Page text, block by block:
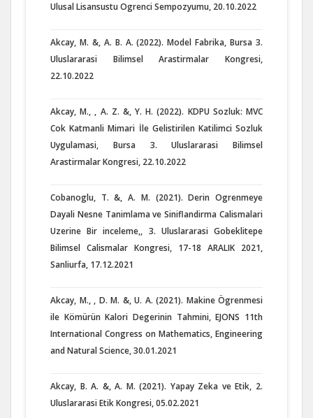
Ulusal Lisansustu Ogrenci Sempozyumu, 20.10.2022
Akcay, M. &, A. B. A. (2022). Model Fabrika, Bursa 3.
Uluslararasi Bilimsel Arastirmalar Kongresi,
22.10.2022
Akcay, M., , A. Z. &, Y. H. (2022). KDPU Sozluk: MVC
Cok Katmanli Mimari İle Gelistirilen Katilimci Sozluk
Uygulamasi, Bursa 3. Uluslararasi Bilimsel
Arastirmalar Kongresi, 22.10.2022
Cobanoglu, T. &, A. M. (2021). Derin Ogrenmeye
Dayali Nesne Tanimlama ve Siniflandirma Calismalari
Uzerine Bir inceleme,, 3. Uluslararasi Gobeklitepe
Bilimsel Calismalar Kongresi, 17-18 ARALIK 2021,
Sanliurfa, 17.12.2021
Akcay, M., , D. M. &, U. A. (2021). Makine Ögrenmesi
ile Kömürün Kalori Degerinin Tahmini, EJONS 11th
International Congress on Mathematics, Engineering
and Natural Science, 30.01.2021
Akcay, B. A. &, A. M. (2021). Yapay Zeka ve Etik, 2.
Uluslararasi Etik Kongresi, 05.02.2021